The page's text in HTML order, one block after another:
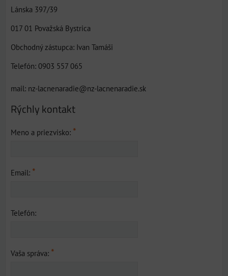
Lánska 397/39
017 01 Považská Bystrica
Obchodný zástupca: Ivan Tamáši
Telefón: 0903 557 065
mail: nz-lacnenaradie@nz-lacnenaradie.sk
Rýchly kontakt
Meno a priezvisko: *
Email: *
Telefón:
Vaša správa: *